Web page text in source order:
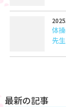
体
先
最新の記事